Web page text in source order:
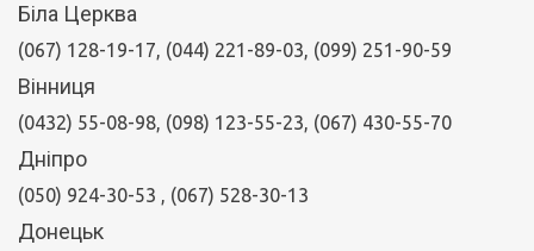
Біла Церква
(067) 128-19-17, (044) 221-89-03, (099) 251-90-59
Вінниця
(0432) 55-08-98, (098) 123-55-23, (067) 430-55-70
Дніпро
(050) 924-30-53 , (067) 528-30-13
Донецьк